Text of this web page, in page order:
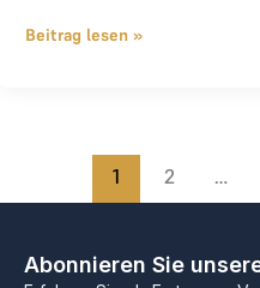
Beitrag lesen »
1 2 …
Abonnieren Sie